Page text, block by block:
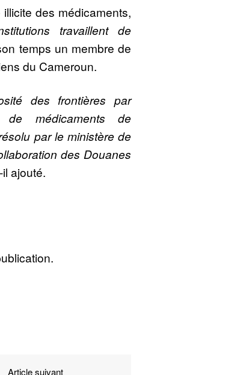
des médicaments,
travaillent de
temps un membre de
du Cameroun.
des frontières par
de médicaments de
par le ministère de
des Douanes
ajouté.
Article suivant